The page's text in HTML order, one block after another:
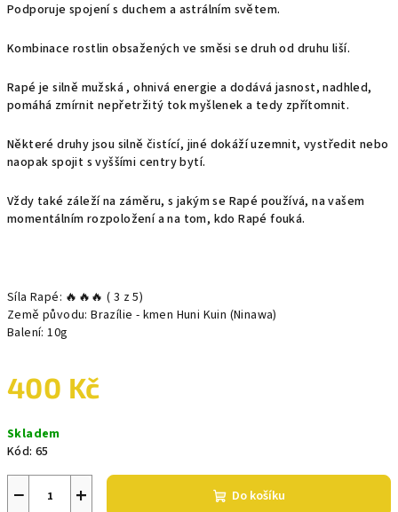
Podporuje spojení s duchem a astrálním světem.
Kombinace rostlin obsažených ve směsi se druh od druhu liší.
Rapé je silně mužská , ohnivá energie a dodává jasnost, nadhled,
pomáhá zmírnit nepřetržitý tok myšlenek a tedy zpřítomnit.
Některé druhy jsou silně čistící, jiné dokáží uzemnit, vystředit nebo
naopak spojit s vyššími centry bytí.
Vždy také záleží na záměru, s jakým se Rapé používá, na vašem
momentálním rozpoložení a na tom, kdo Rapé fouká.
Síla Rapé: 🔥🔥🔥 ( 3 z 5)
Země původu: Brazílie - kmen Huni Kuin (Ninawa)
Balení: 10g
400 Kč
cena:
Skladem
Kód: 65
+
− Do košíku